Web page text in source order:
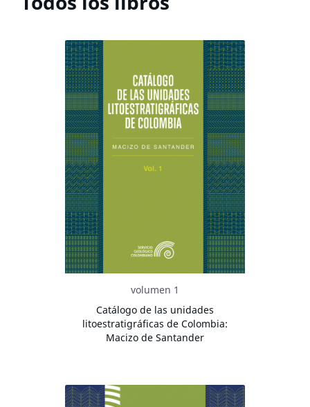
volumen 1
Catálogo de las unidades
litoestratigráficas de Colombia:
Macizo de Santander